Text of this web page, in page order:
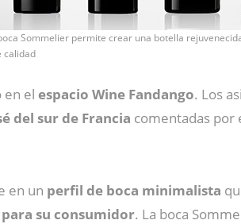
Sommelier permite crear una botella
calidad
en el espacio Wine Fandango. Los
del sur de Francia comentadas por
en un perfil de boca minimalista
su consumidor. La boca